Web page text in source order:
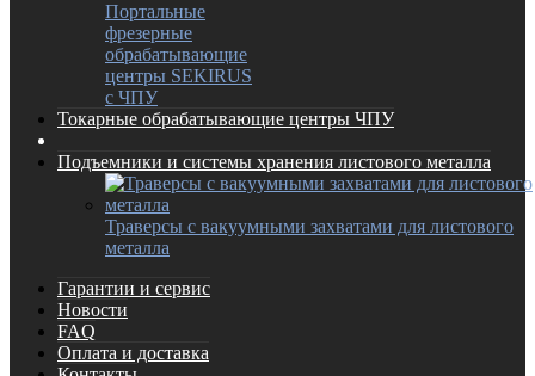
Портальные
фрезерные
обрабатывающие
центры SEKIRUS
с ЧПУ
Токарные обрабатывающие центры ЧПУ
Подъемники и системы хранения листового металла
Траверсы с вакуумными захватами для листового
металла
Гарантии и сервис
Новости
FAQ
Оплата и доставка